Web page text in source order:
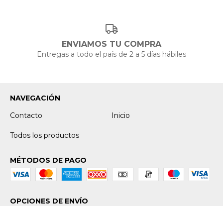
ENVIAMOS TU COMPRA
Entregas a todo el país de 2 a 5 días hábiles
NAVEGACIÓN
Contacto
Inicio
Todos los productos
MÉTODOS DE PAGO
OPCIONES DE ENVÍO